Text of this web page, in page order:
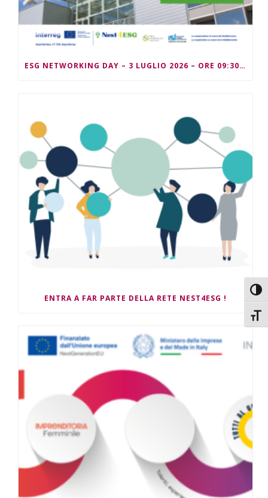
ESG NETWORKING DAY – 3 LUGLIO 2026 – ORE 09:30/13:00
ENTRA A FAR PARTE DELLA RETE NEST4ESG !